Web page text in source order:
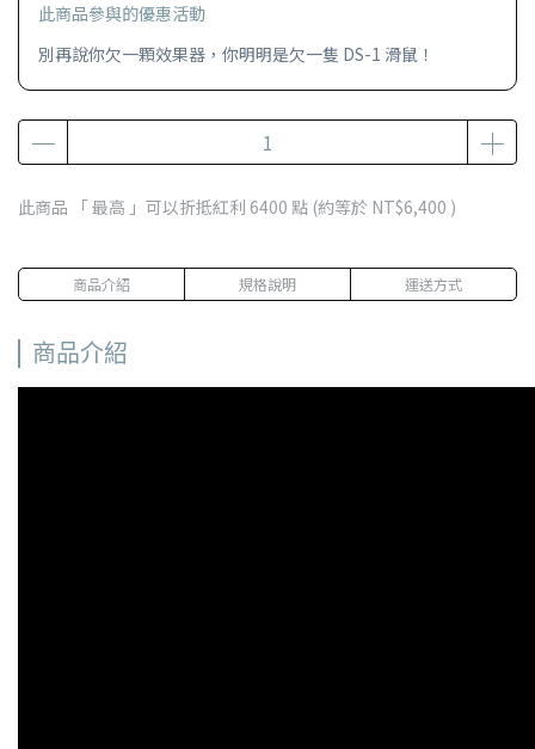
此商品參與的優惠活動
別再說你欠一顆效果器，你明明是欠一隻 DS-1 滑鼠！
此商品 「 最高 」可以折抵紅利 6400 點 (約等於 NT$6,400 )
商品介紹 規格說明 運送方式
商品介紹